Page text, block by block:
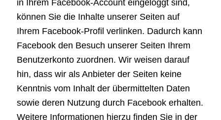
in Ihrem Facebook-Account eingeloggt sind,
können Sie die Inhalte unserer Seiten auf
Ihrem Facebook-Profil verlinken. Dadurch kann
Facebook den Besuch unserer Seiten Ihrem
Benutzerkonto zuordnen. Wir weisen darauf
hin, dass wir als Anbieter der Seiten keine
Kenntnis vom Inhalt der übermittelten Daten
sowie deren Nutzung durch Facebook erhalten.
Weitere Informationen hierzu finden Sie in der